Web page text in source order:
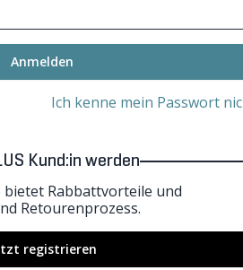
Anmelden
Ich kenne mein Passwort
Kund:in werden
Rabbattvorteile und
Retourenprozess.
registrieren